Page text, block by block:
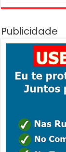
Publicidade